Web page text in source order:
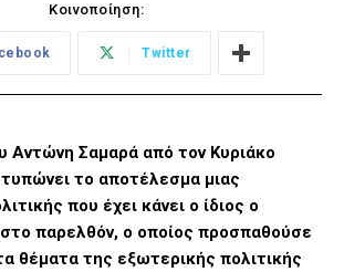
Κοινοποίηση:
Twitter
Αντώνη Σαμαρά από τον Κυριάκο
το αποτέλεσμα μιας
που έχει κάνει ο ίδιος ο
παρελθόν, ο οποίος προσπαθούσε
θέματα της εξωτερικής πολιτικής